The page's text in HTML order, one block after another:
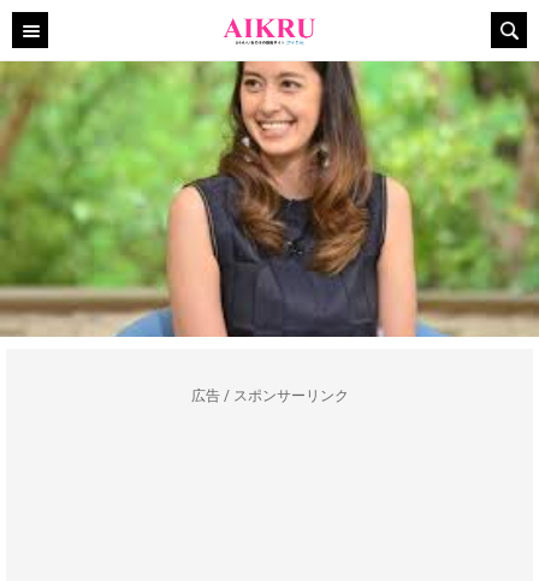
広告 / スポンサーリンク